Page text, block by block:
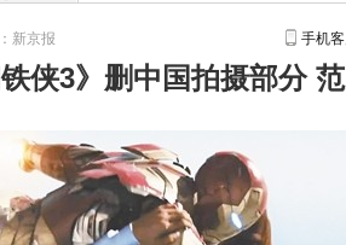
新京报 手机
铁侠3》删中国拍摄部分